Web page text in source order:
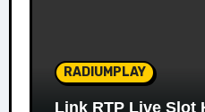
RADIUMPLAY
Link RTP Live Slot